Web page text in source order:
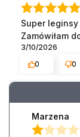
Super
Zamówiłam
3/10/2026
0
0
Marzena